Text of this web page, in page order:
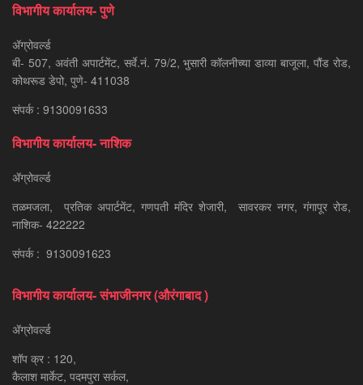
विभागीय कार्यालय- पुणे
ॲग्रोवर्ल्ड
बी- 507, अवंती अपार्टमेंट, सर्वे.नं. 79/2, भुसारी कॉलनीच्या डाव्या बाजूला, पौंड रोड,
कोथरूड डेपो, पुणे- 411038
संपर्क : 9130091633
विभागीय कार्यालय- नाशिक
ॲग्रोवर्ल्ड
तळमजला, प्रतिक अपार्टमेंट, गणपती मंदिर शेजारी, सावरकर नगर, गंगापूर रोड,
नाशिक- 422222
संपर्क : 9130091623
विभागीय कार्यालय- संभाजीनगर (औरंगाबाद )
ॲग्रोवर्ल्ड
शॉप क्र : 120,
कैलाश मार्केट, पदमपुरा सर्कल,